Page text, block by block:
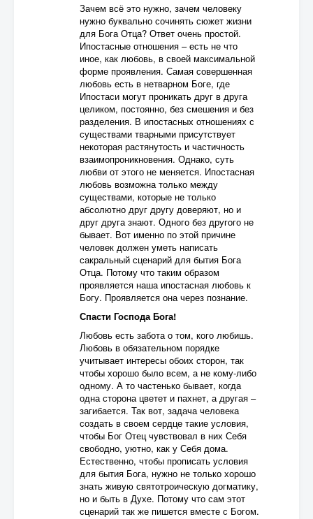
Зачем всё это нужно, зачем человеку
нужно буквально сочинять сюжет жизни
для Бога Отца? Ответ очень простой.
Ипостасные отношения – есть не что
иное, как любовь, в своей максимальной
форме проявления. Самая совершенная
любовь есть в нетварном Боге, где
Ипостаси могут проникать друг в друга
целиком, постоянно, без смешения и без
разделения. В ипостасных отношениях с
существами тварными присутствует
некоторая растянутость и частичность
взаимопроникновения. Однако, суть
любви от этого не меняется. Ипостасная
любовь возможна только между
существами, которые не только
абсолютно друг другу доверяют, но и
друг друга знают. Одного без другого не
бывает. Вот именно по этой причине
человек должен уметь написать
сакральный сценарий для бытия Бога
Отца. Потому что таким образом
проявляется наша ипостасная любовь к
Богу. Проявляется она через познание.
Спасти Господа Бога!
Любовь есть забота о том, кого любишь.
Любовь в обязательном порядке
учитывает интересы обоих сторон, так
чтобы хорошо было всем, а не кому-либо
одному. А то частенько бывает, когда
одна сторона цветет и пахнет, а другая –
загибается. Так вот, задача человека
создать в своем сердце такие условия,
чтобы Бог Отец чувствовал в них Себя
свободно, уютно, как у Себя дома.
Естественно, чтобы прописать условия
для бытия Бога, нужно не только хорошо
знать живую святотроическую догматику,
но и быть в Духе. Потому что сам этот
сценарий так же пишется вместе с Богом.